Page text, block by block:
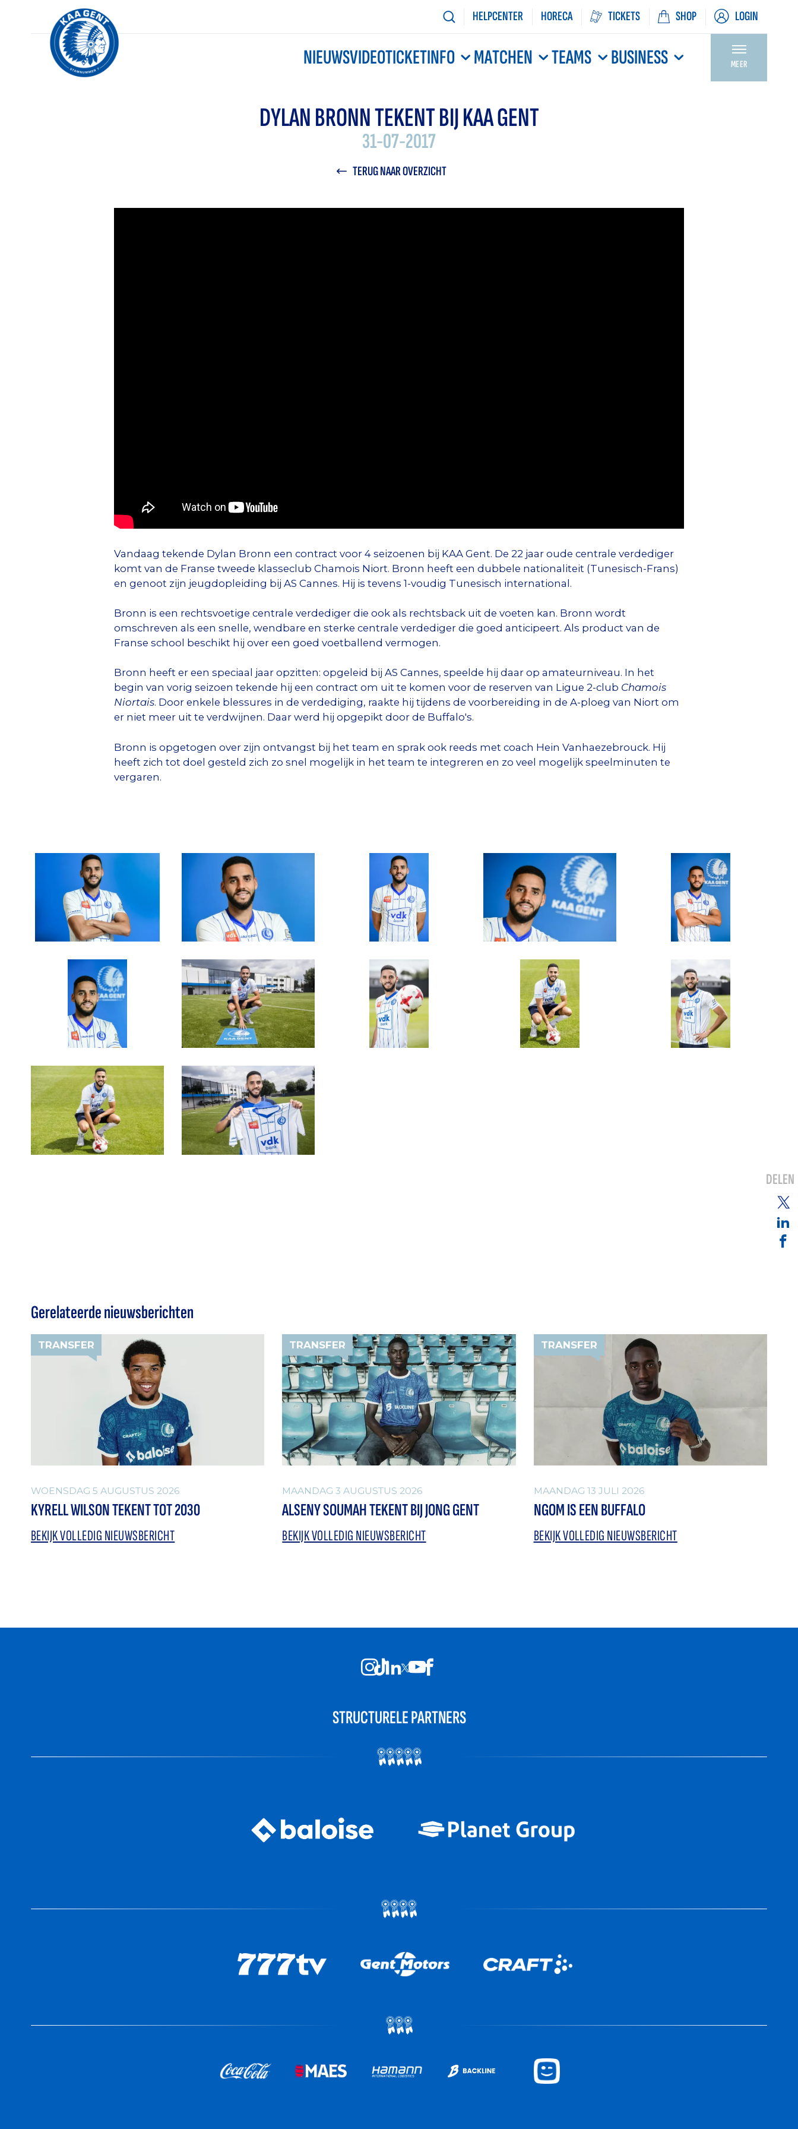
HELPCENTER HORECA TICKETS SHOP LOGIN
NIEUWSVIDEOTICKETINFO MATCHEN TEAMS BUSINESS MEER
DYLAN BRONN TEKENT BIJ KAA GENT
31-07-2017
TERUG NAAR OVERZICHT
Vandaag tekende Dylan Bronn een contract voor 4 seizoenen bij KAA Gent. De 22 jaar oude centrale verdediger
komt van de Franse tweede klasseclub Chamois Niort. Bronn heeft een dubbele nationaliteit (Tunesisch-Frans)
en genoot zijn jeugdopleiding bij AS Cannes. Hij is tevens 1-voudig Tunesisch international.
Bronn is een rechtsvoetige centrale verdediger die ook als rechtsback uit de voeten kan. Bronn wordt
omschreven als een snelle, wendbare en sterke centrale verdediger die goed anticipeert. Als product van de
Franse school beschikt hij over een goed voetballend vermogen.
Bronn heeft er een speciaal jaar opzitten: opgeleid bij AS Cannes, speelde hij daar op amateurniveau. In het
begin van vorig seizoen tekende hij een contract om uit te komen voor de reserven van Ligue 2-club Chamois
Niortais. Door enkele blessures in de verdediging, raakte hij tijdens de voorbereiding in de A-ploeg van Niort om
er niet meer uit te verdwijnen. Daar werd hij opgepikt door de Buffalo's.
Bronn is opgetogen over zijn ontvangst bij het team en sprak ook reeds met coach Hein Vanhaezebrouck. Hij
heeft zich tot doel gesteld zich zo snel mogelijk in het team te integreren en zo veel mogelijk speelminuten te
vergaren.
Gerelateerde nieuwsberichten
TRANSFER
WOENSDAG 5 AUGUSTUS 2026
KYRELL WILSON TEKENT TOT 2030
BEKIJK VOLLEDIG NIEUWSBERICHT
TRANSFER
MAANDAG 3 AUGUSTUS 2026
ALSENY SOUMAH TEKENT BIJ JONG GENT
BEKIJK VOLLEDIG NIEUWSBERICHT
TRANSFER
MAANDAG 13 JULI 2026
NGOM IS EEN BUFFALO
BEKIJK VOLLEDIG NIEUWSBERICHT
DELEN
STRUCTURELE PARTNERS